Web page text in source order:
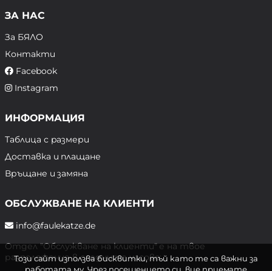
ЗА НАС
За БЯЛО
Контакти
Facebook
Instagram
ИНФОРМАЦИЯ
Таблица с размери
Доставка и плащане
Връщане и замяна
ОБСЛУЖВАНЕ НА КЛИЕНТИ
info@faulekatze.de
Отдел "Обслужване на клиенти" е на твое
разположение в следните часове:
Този сайт използва бисквитки, тъй като те са важни за